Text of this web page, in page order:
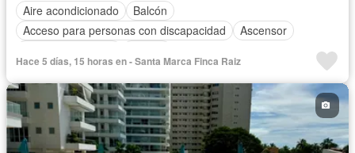
Aire acondicionado
Balcón
Acceso para personas con discapacidad
Ascensor
Hace 5 días, 15 horas en - Santa Marca Finca Raiz